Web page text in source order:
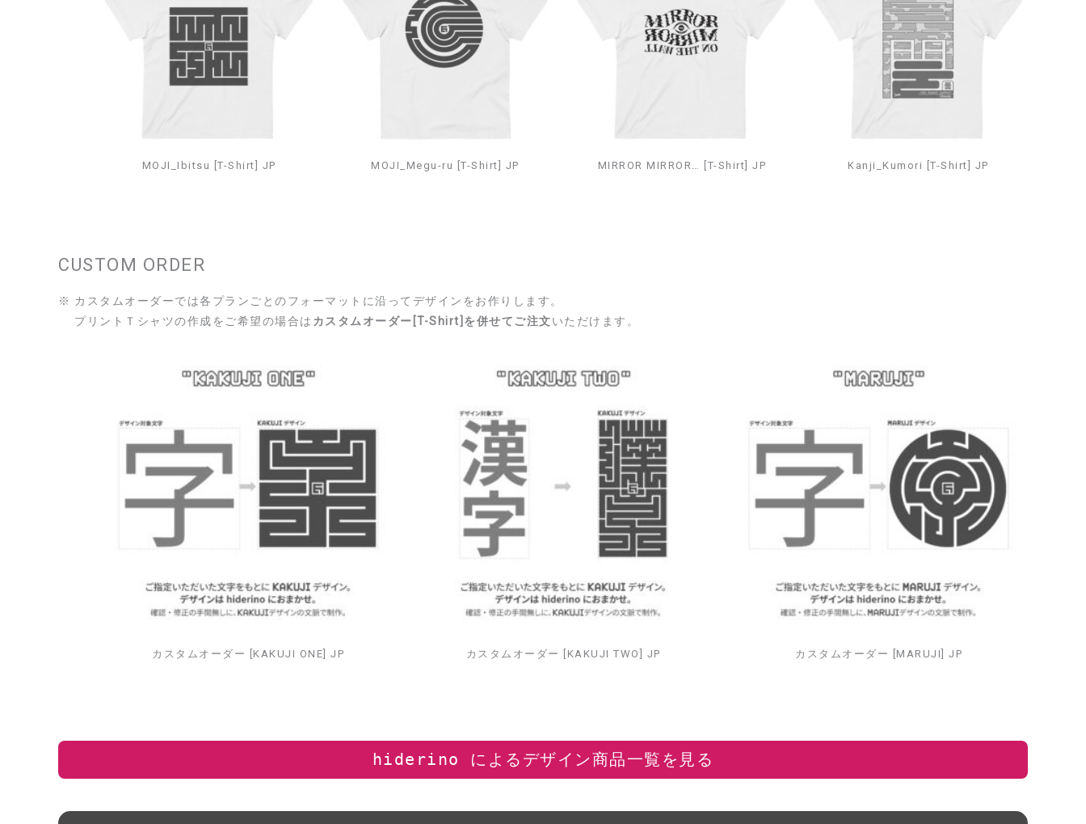
MOJI_Ibitsu [T-Shirt] JP MOJI_Megu-ru [T-Shirt] JP MIRROR MIRROR… [T-Shirt] JP Kanji_Kumori [T-Shirt] JP
CUSTOM ORDER
※ カスタムオーダーでは各プランごとのフォーマットに沿ってデザインをお作りします。
プリントＴシャツの作成をご希望の場合は カスタムオーダー[T-Shirt]を併せてご注文いただけます。
カスタムオーダー [KAKUJI ONE] JP カスタムオーダー [KAKUJI TWO] JP カスタムオーダー [MARUJI] JP
hiderino によるデザイン商品一覧を見る